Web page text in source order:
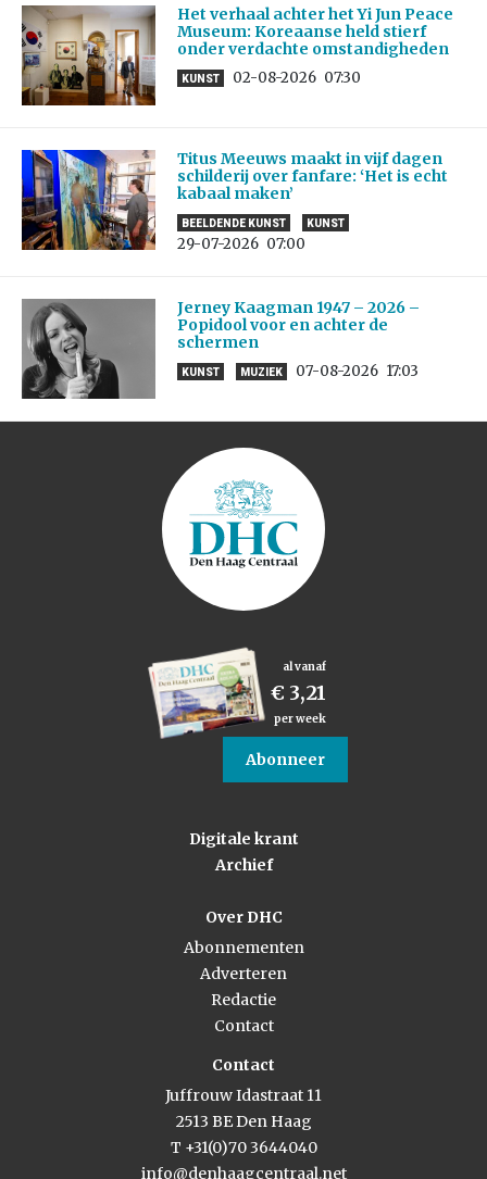
Het verhaal achter het Yi Jun Peace
Museum: Koreaanse held stierf
onder verdachte omstandigheden
KUNST 02-08-2026 07:30
Titus Meeuws maakt in vijf dagen
schilderij over fanfare: ‘Het is echt
kabaal maken’
BEELDENDE KUNST KUNST
29-07-2026 07:00
Jerney Kaagman 1947 – 2026 –
Popidool voor en achter de
schermen
KUNST MUZIEK 07-08-2026 17:03
al vanaf
€ 3,21
per week
Abonneer
Digitale krant
Archief
Over DHC
Abonnementen
Adverteren
Redactie
Contact
Contact
Juffrouw Idastraat 11
2513 BE Den Haag
T +31(0)70 3644040
info@denhaagcentraal.net